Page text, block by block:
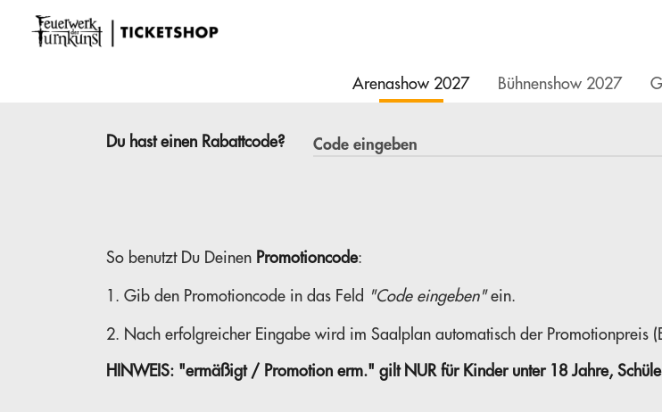
Arenashow 2027 Bühnenshow 2027
Du hast einen Rabattcode?
So benutzt Du Deinen Promotioncode:
1. Gib den Promotioncode in das Feld "Code eingeben"ein.
2. Nach erfolgreicher Eingabe wird im Saalplan automatisch der Promotionpreis
HINWEIS: "ermäßigt / Promotion erm." gilt NUR für Kinder unter 18 Jahre,